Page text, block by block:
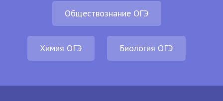
Обществознание ОГЭ
Химия ОГЭ Биология ОГЭ